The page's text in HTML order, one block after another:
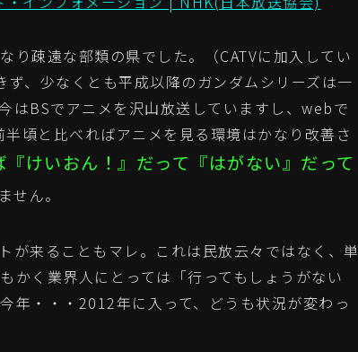
疎遠な部類の県でした。（CATVに加入してい
、少なくとも平成以降のガンダムシリーズは一
はBSでアニメを沢山放送していますし、webで
頃と比べればアニメを見る環境はかなり改善さ
『けいおん！』だって『はがない』だって
せん。
が来ることもマレ。これは民放云々ではなく、単
かく業界人にとっては「行ってもしょうがない
年・・・2012年に入って、どうも状況が変わっ